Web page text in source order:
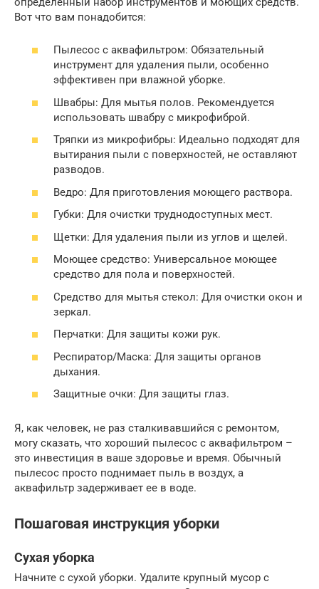
Вот что вам понадобится:
Пылесос с аквафильтром: Обязательный
инструмент для удаления пыли, особенно
эффективен при влажной уборке.
Швабры: Для мытья полов. Рекомендуется
использовать швабру с микрофиброй.
Тряпки из микрофибры: Идеально подходят для
вытирания пыли с поверхностей, не оставляют
разводов.
Ведро: Для приготовления моющего раствора.
Губки: Для очистки труднодоступных мест.
Щетки: Для удаления пыли из углов и щелей.
Моющее средство: Универсальное моющее
средство для пола и поверхностей.
Средство для мытья стекол: Для очистки окон и
зеркал.
Перчатки: Для защиты кожи рук.
Респиратор/Маска: Для защиты органов
дыхания.
Защитные очки: Для защиты глаз.
Я, как человек, не раз сталкивавшийся с ремонтом,
могу сказать, что хороший пылесос с аквафильтром –
это инвестиция в ваше здоровье и время. Обычный
пылесос просто поднимает пыль в воздух, а
аквафильтр задерживает ее в воде.
Пошаговая инструкция уборки
Сухая уборка
Начните с сухой уборки. Удалите крупный мусор с